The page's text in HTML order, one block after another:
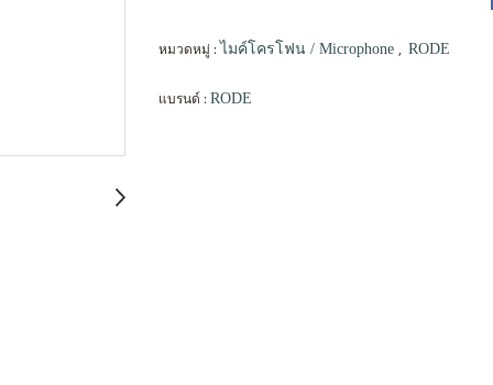
หมวดหมู่ :ไมค์โครโฟน / Microphone , RODE
แบรนด์ : RODE